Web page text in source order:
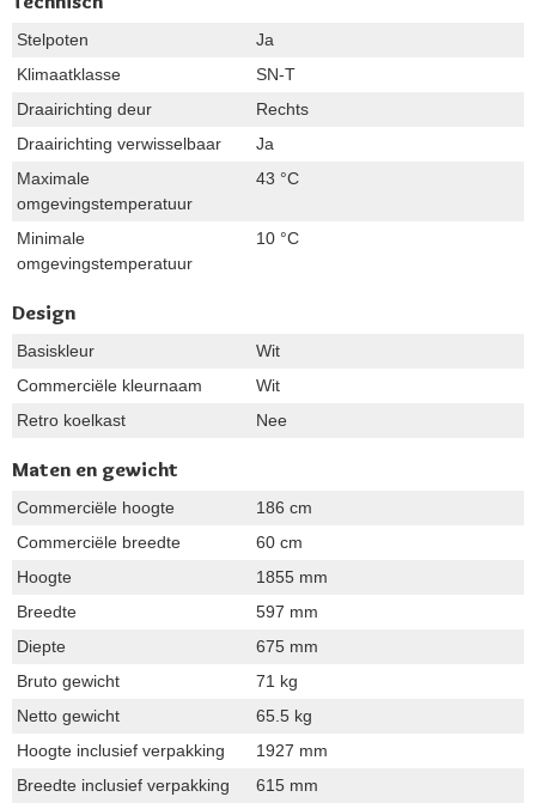
Stelpoten
Ja
Klimaatklasse
SN-T
Draairichting deur
Rechts
Draairichting verwisselbaar
Ja
Maximale
omgevingstemperatuur
43 °C
Minimale
omgevingstemperatuur
10 °C
Design
Basiskleur
Wit
Commerciële kleurnaam
Wit
Retro koelkast
Nee
Maten en gewicht
Commerciële hoogte
186 cm
Commerciële breedte
60 cm
Hoogte
1855 mm
Breedte
597 mm
Diepte
675 mm
Bruto gewicht
71 kg
Netto gewicht
65.5 kg
Hoogte inclusief verpakking
1927 mm
Breedte inclusief verpakking
615 mm